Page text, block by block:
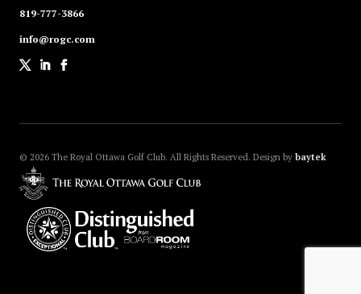
819-777-3866
info@rogc.com
© 2026 The Royal Ottawa Golf Club. All Rights Reserved. Design by baytek